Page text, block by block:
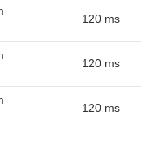
120 ms
120 ms
120 ms